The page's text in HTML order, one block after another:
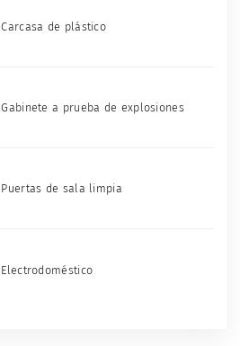
Carcasa de plástico
Gabinete a prueba de explosiones
Puertas de sala limpia
Electrodoméstico